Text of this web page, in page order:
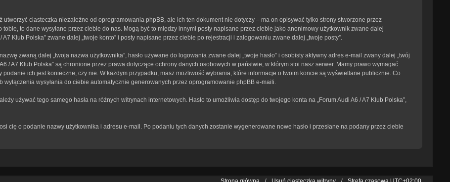
utworzyć ciasteczka niezależne od oprogramowania phpBB, ale ich ten dokument nie dotyczy – ma on opisywać tylko strony stworzone przez
to dane wysyłane przez ciebie do nas. Mogą być to między innymi posty napisane przez ciebie jako anonimowy użytkownik zwane dalej
A7 Klub Polska” zwane dalej „twoje konto” i posty napisane przez ciebie po rejestracji i zalogowaniu zwane dalej „twoje posty”.
zwaną dalej „twoja nazwa użytkownika”, hasło używane do logowania zwane dalej „twoje hasło” i osobisty aktywny adres e-mail zwany dalej „twój
/ A7 Klub Polska” są chronione przez prawa dotyczące ochrony danych osobowych w państwie, w którym stoi nasz serwer. Mamy prawo wymagać
ich jest konieczne, czy nie. W każdym przypadku, masz możliwość wybrania, które informacje o twoim koncie są wyświetlane publicznie. Co
wysyłania do ciebie automatycznie generowanych przez oprogramowanie phpBB e-maili.
używać tego samego hasła na różnych witrynach internetowych. Hasło to umożliwia dostęp do twojego konta na „Forum Audi A6 / A7 Klub Polska”,
cię o podanie nazwy użytkownika i adresu e-mail. Po podaniu tych danych zostanie wygenerowane nowe hasło i przesłane na podany przez ciebie